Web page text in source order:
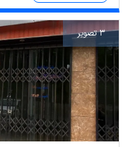
3 تصویر